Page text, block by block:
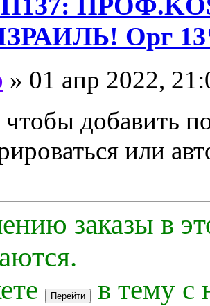
Орг
» 01 апр 2022,
добавить
или
заказы в
в тему с